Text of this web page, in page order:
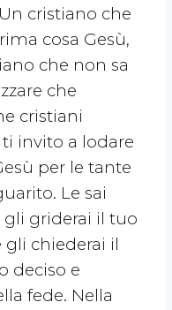
cristiano che
cosa Gesù,
che non sa
che
cristiani
invito a lodare
per le tante
Le sai
gli griderai il tuo
chiederai il
deciso e
fede. Nella